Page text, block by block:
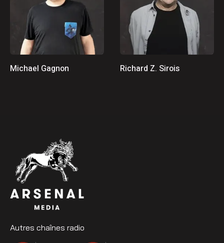
Michael Gagnon Richard Z. Sirois
Autres chaînes radio